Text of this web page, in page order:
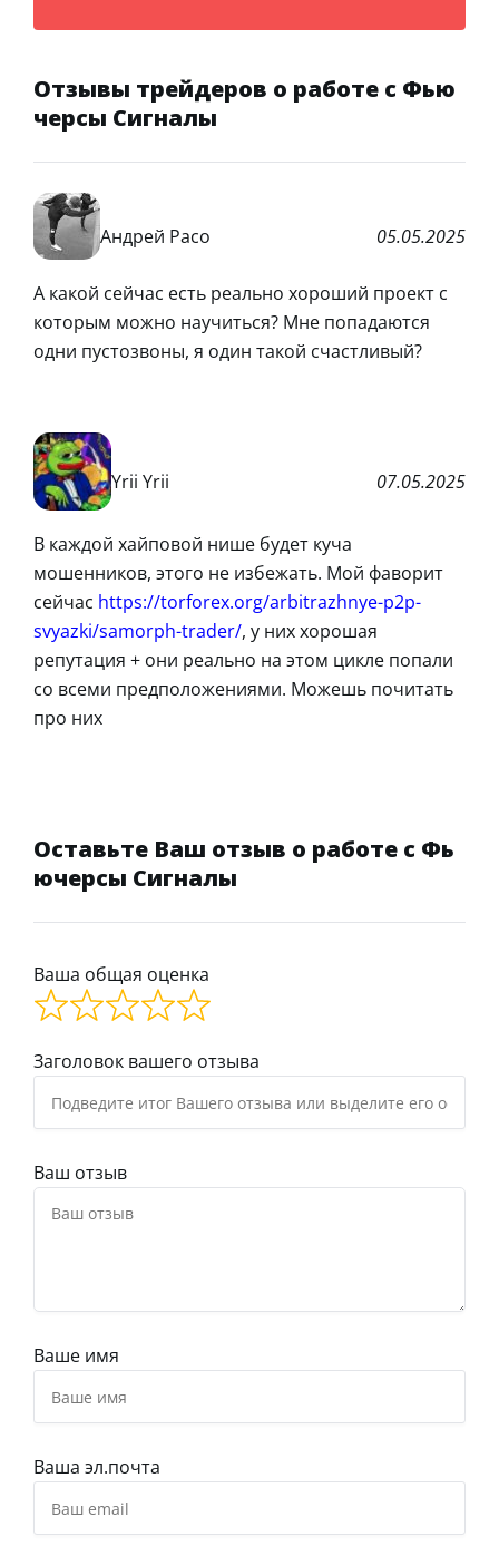
Отзывы трейдеров о работе с Фью
черсы Сигналы
Андрей Расо 05.05.2025
А какой сейчас есть реально хороший проект с
которым можно научиться? Мне попадаются
одни пустозвоны, я один такой счастливый?
Yrii Yrii 07.05.2025
В каждой хайповой нише будет куча
мошенников, этого не избежать. Мой фаворит
сейчас https://torforex.org/arbitrazhnye-p2p-
svyazki/samorph-trader/, у них хорошая
репутация + они реально на этом цикле попали
со всеми предположениями. Можешь почитать
про них
Оставьте Ваш отзыв о работе с Фь
ючерсы Сигналы
Ваша общая оценка
Заголовок вашего отзыва
Ваш отзыв
Ваше имя
Ваша эл.почта